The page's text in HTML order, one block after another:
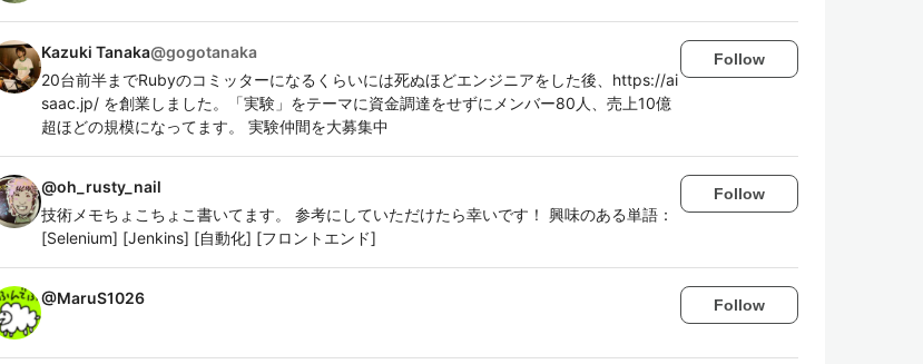
Kazuki Tanaka@gogotanaka
20台前半までRubyのコミッターになるくらいには死ぬほどエンジニアをした後、https://ai
saac.jp/ を創業しました。「実験」をテーマに資金調達をせずにメンバー80人、売上10億
超ほどの規模になってます。 実験仲間を大募集中
Follow
@oh_rusty_nail
技術メモちょこちょこ書いてます。 参考にしていただけたら幸いです！ 興味のある単語：
[Selenium] [Jenkins] [自動化] [フロントエンド]
Follow
@MaruS1026 Follow